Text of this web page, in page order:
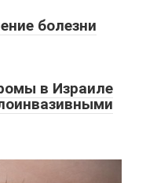
болезни
в Израиле